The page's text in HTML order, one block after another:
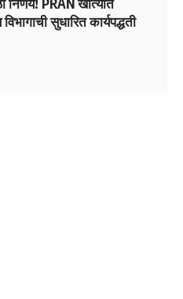
सुधारित कार्यपद्धती